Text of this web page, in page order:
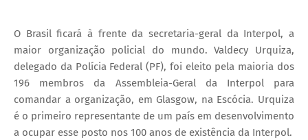
O Brasil ficará à frente da secretaria-geral da Interpol, a
maior organização policial do mundo. Valdecy Urquiza,
delegado da Polícia Federal (PF), foi eleito pela maioria dos
196 membros da Assembleia-Geral da Interpol para
comandar a organização, em Glasgow, na Escócia. Urquiza
é o primeiro representante de um país em desenvolvimento
a ocupar esse posto nos 100 anos de existência da Interpol.